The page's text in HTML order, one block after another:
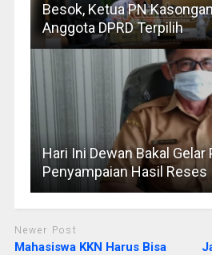
Besok, Ketua PN
Anggota DPRD Terpilih
Hari Ini Dewan Bakal Gelar
Penyampaian Hasil Reses
Newer Post
Mahasiswa KKN Harus Bisa